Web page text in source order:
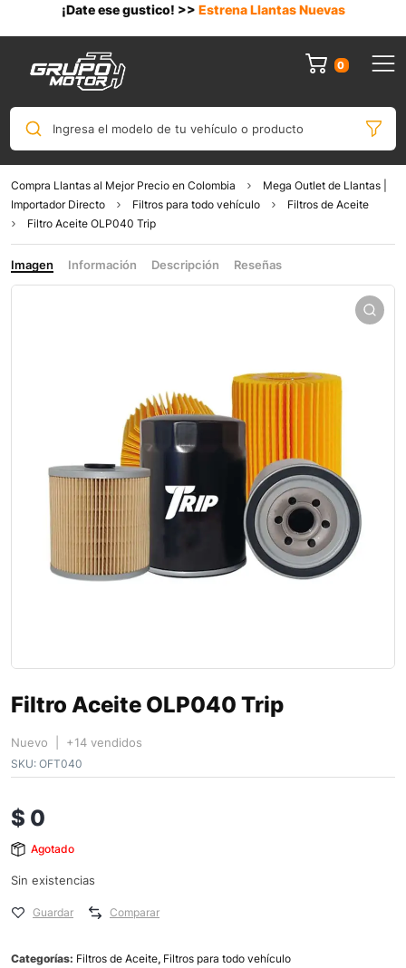
¡Date ese gustico! >> Estrena Llantas Nuevas
0
Ingresa el modelo de tu vehículo o producto
Compra Llantas al Mejor Precio en Colombia
Mega Outlet de Llantas |
Importador Directo
Filtros para todo vehículo
Filtros de Aceite
Filtro Aceite OLP040 Trip
Imagen Información Descripción Reseñas
Filtro Aceite OLP040 Trip
Nuevo | +14 vendidos
SKU: OFT040
$ 0
Agotado
Sin existencias
Guardar Comparar
Categorías: Filtros de Aceite, Filtros para todo vehículo